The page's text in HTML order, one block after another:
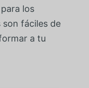
los
son fáciles de
a tu